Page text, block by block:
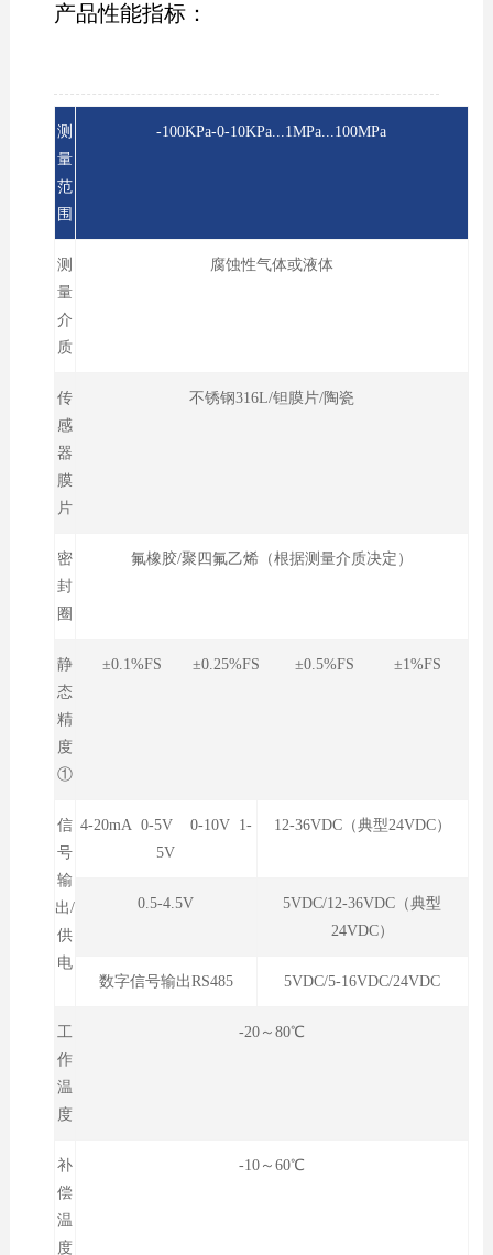
产品性能指标：
测
量
范
围
-100KPa-0-10KPa...1MPa...100MPa
测
量
介
质
腐蚀性气体或液体
传
感
器
膜
片
不锈钢316L/钽膜片/陶瓷
密
封
圈
氟橡胶/聚四氟乙烯（根据测量介质决定）
静
态
精
度
①
±0.1%FS ±0.25%FS ±0.5%FS ±1%FS
信
号
输
出/
供
电
4-20mA 0-5V 0-10V 1-
5V
12-36VDC（典型24VDC）
0.5-4.5V
5VDC/12-36VDC（典型
24VDC）
数字信号输出RS485 5VDC/5-16VDC/24VDC
工
作
温
度
-20～80℃
补
偿
温
度
-10～60℃